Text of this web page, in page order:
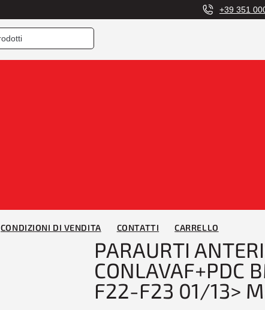
+39 351
CONDIZIONI DI VENDITA CONTATTI CARRELLO
TECH
PARAURTI
CONLAVAF+PDC
F22-F23 01/13>